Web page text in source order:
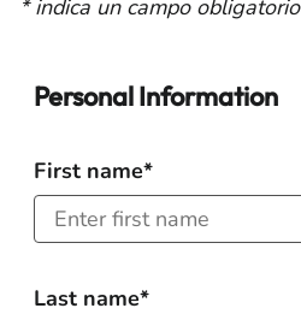
* indica un campo obligatorio